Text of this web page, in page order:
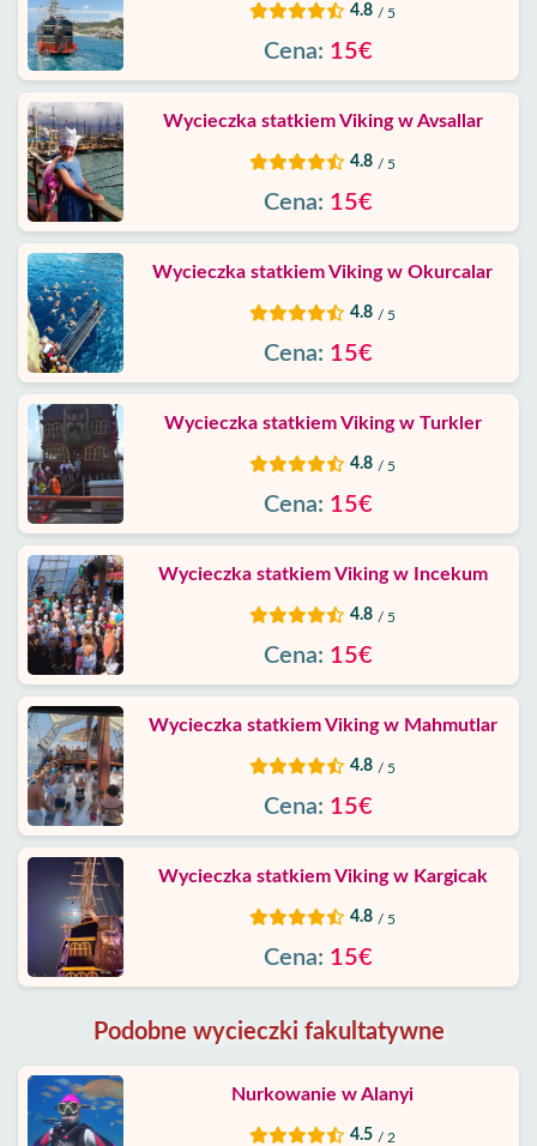
4.8 / 5
Cena: 15€
Wycieczka statkiem Viking w Avsallar
4.8 / 5
Cena: 15€
Wycieczka statkiem Viking w Okurcalar
4.8 / 5
Cena: 15€
Wycieczka statkiem Viking w Turkler
4.8 / 5
Cena: 15€
Wycieczka statkiem Viking w Incekum
4.8 / 5
Cena: 15€
Wycieczka statkiem Viking w Mahmutlar
4.8 / 5
Cena: 15€
Wycieczka statkiem Viking w Kargicak
4.8 / 5
Cena: 15€
Podobne wycieczki fakultatywne
Nurkowanie w Alanyi
4.5 / 2